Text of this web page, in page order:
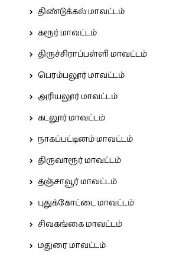
திண்டுக்கல் மாவட்டம்
கரூர் மாவட்டம்
திருச்சிராப்பள்ளி மாவட்டம்
பெரம்பலூர் மாவட்டம்
அரியலூர் மாவட்டம்
கடலூர் மாவட்டம்
நாகப்பட்டினம் மாவட்டம்
திருவாரூர் மாவட்டம்
தஞ்சாவூர் மாவட்டம்
புதுக்கோட்டை மாவட்டம்
சிவகங்கை மாவட்டம்
மதுரை மாவட்டம்